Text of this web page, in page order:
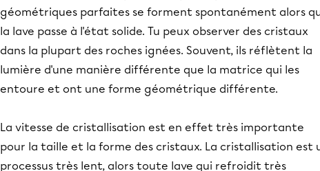
géométriques parfaites se forment spontanément alors
la lave passe à l'état solide. Tu peux observer des cristaux
dans la plupart des roches ignées. Souvent, ils réflètent la
lumière d'une manière différente que la matrice qui les
entoure et ont une forme géométrique différente.
La vitesse de cristallisation est en effet très importante
pour la taille et la forme des cristaux. La cristallisation est
processus très lent, alors toute lave qui refroidit très